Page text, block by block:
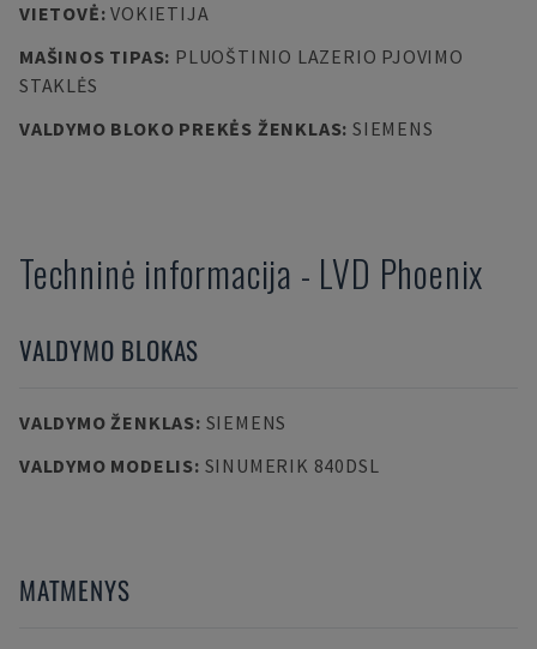
VIETOVĖ:VOKIETIJA
MAŠINOS TIPAS: PLUOŠTINIO LAZERIO PJOVIMO
STAKLĖS
VALDYMO BLOKO PREKĖS ŽENKLAS: SIEMENS
Techninė informacija - LVD Phoenix
VALDYMO BLOKAS
VALDYMO ŽENKLAS: SIEMENS
VALDYMO MODELIS: SINUMERIK 840DSL
MATMENYS